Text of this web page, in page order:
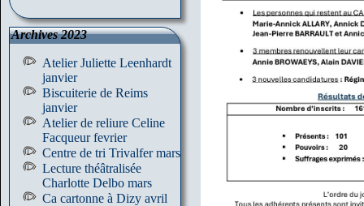
Archives 2023
Atelier Juliette Leenhardt
janvier
Biscuiterie de Reims
janvier
Atelier de reliure Celine
Facqueur fevrier
Centre de tri Trivalfer mars
Lecture théâtralisée
Charlotte Delbo mars
Ca cartonne à Dizy avril